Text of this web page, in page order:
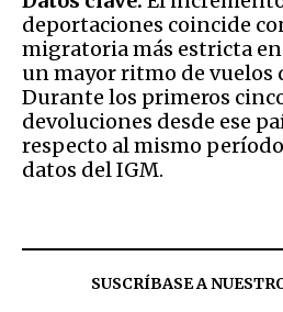
deportaciones coincide
migratoria más estricta
un mayor ritmo de vuelos
Durante los primeros
devoluciones desde ese
respecto al mismo
datos del IGM.
SUSCRÍBASE A